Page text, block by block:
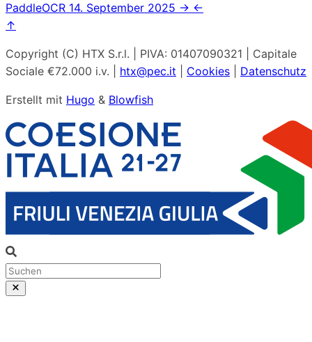
PaddleOCR 14. September 2025 → ←
↑
Copyright (C) HTX S.r.l. | PIVA: 01407090321 | Capitale
Sociale €72.000 i.v. | htx@pec.it Cookies Datenschutz
Erstellt mit Hugo & Blowfish